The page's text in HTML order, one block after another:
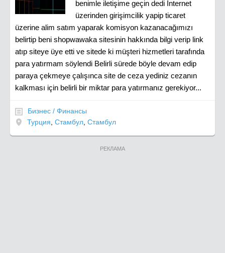
benimle iletişime geçin dedi İnternet
üzerinden girişimcilik yapip ticaret
üzerine alim satım yaparak komisyon kazanacağımızı
belirtip beni shopwawaka sitesinin hakkında bilgi verip link
atıp siteye üye etti ve sitede ki müşteri hizmetleri tarafında
para yatırmam söylendi Belirli sürede böyle devam edip
paraya çekmeye çalışınca site de ceza yediniz cezanın
kalkması için belirli bir miktar para yatırmanız gerekiyor...
Бизнес / Финансы
Турция Стамбул Стамбул
РЕКЛАМА